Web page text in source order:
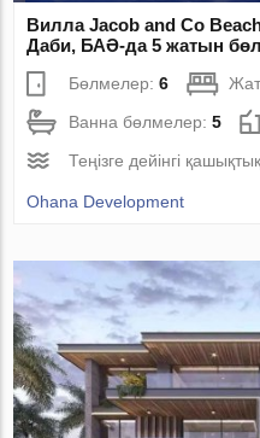
Вилла Jacob and Co
Даби, БАӘ-да 5 жатын
Бөлмелер:6
Ванна бөлмелер:5
Теңізге дейінгі
Ohana Development